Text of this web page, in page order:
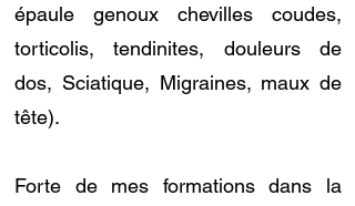
épaule genoux chevilles coudes,
torticolis, tendinites, douleurs de
dos, Sciatique, Migraines, maux de
tête).
Forte de mes formations dans la